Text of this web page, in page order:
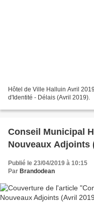
Hôtel de Ville Halluin Avril
d'Identité - Délais (Avril 2019).
Conseil Municipal
Nouveaux Adjoints
Publié le 23/04/2019 à 10:15
Par Brandodean